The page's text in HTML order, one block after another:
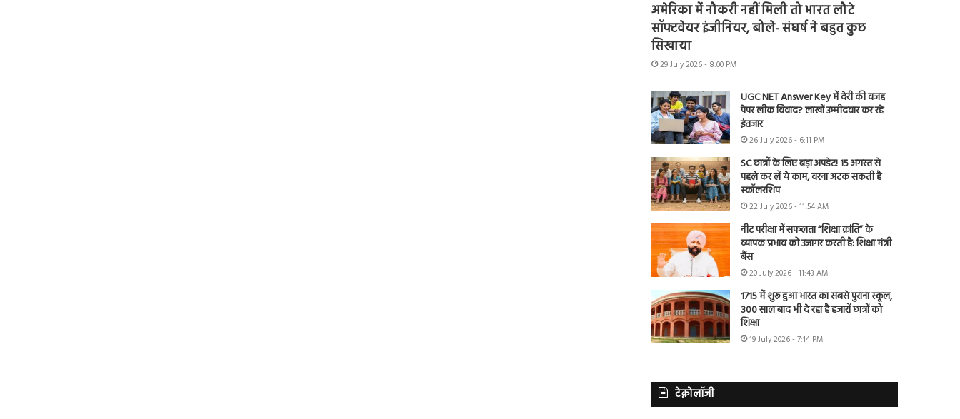
अमेरिका में नौकरी नहीं मिली तो भारत लौटे
सॉफ्टवेयर इंजीनियर, बोले- संघर्ष ने बहुत कुछ
सिखाया
29 July 2026 - 8:00 PM
UGC NET Answer Key में देरी की वजह
पेपर लीक विवाद? लाखों उम्मीदवार कर रहे
इंतजार
26 July 2026 - 6:11 PM
SC छात्रों के लिए बड़ा अपडेट! 15 अगस्त से
पहले कर लें ये काम, वरना अटक सकती है
स्कॉलरशिप
22 July 2026 - 11:54 AM
नीट परीक्षा में सफलता “शिक्षा क्रांति” के
व्यापक प्रभाव को उजागर करती है: शिक्षा मंत्री
बैंस
20 July 2026 - 11:43 AM
1715 में शुरू हुआ भारत का सबसे पुराना स्कूल,
300 साल बाद भी दे रहा है हजारों छात्रों को
शिक्षा
19 July 2026 - 7:14 PM
टेक्नोलॉजी